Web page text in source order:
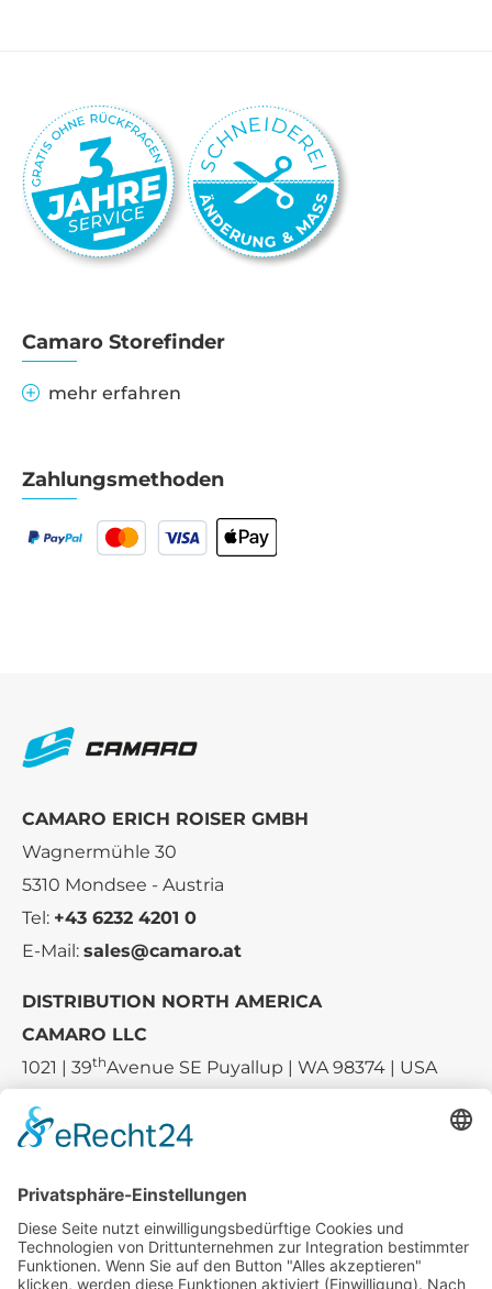
Camaro Storefinder
mehr erfahren
Zahlungsmethoden
CAMARO ERICH ROISER GMBH
Wagnermühle 30
5310 Mondsee - Austria
Tel: +43 6232 4201 0
E-Mail: sales@camaro.at
DISTRIBUTION NORTH AMERICA
CAMARO LLC
1021 | 39thAvenue SE Puyallup | WA 98374 | USA
Tel.:+1 253-867-57 35
Unternehmen
Service